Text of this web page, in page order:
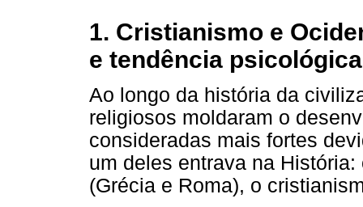
1. Cristianismo e
e tendência psicológica
Ao longo da história da
religiosos moldaram o
consideradas mais fortes
um deles entrava na
(Grécia e Roma), o